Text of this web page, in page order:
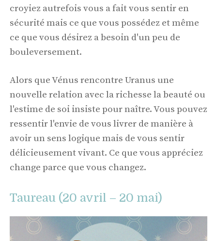
croyiez autrefois vous a fait vous sentir en
sécurité mais ce que vous possédez et même
ce que vous désirez a besoin d'un peu de
bouleversement.
Alors que Vénus rencontre Uranus une
nouvelle relation avec la richesse la beauté ou
l'estime de soi insiste pour naître. Vous pouvez
ressentir l'envie de vous livrer de manière à
avoir un sens logique mais de vous sentir
délicieusement vivant. Ce que vous appréciez
change parce que vous changez.
Taureau (20 avril – 20 mai)